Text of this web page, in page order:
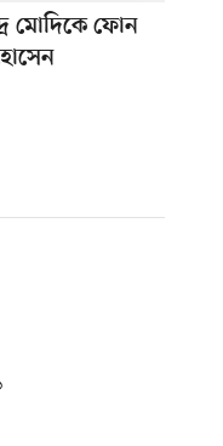
মোদিকে ফোন